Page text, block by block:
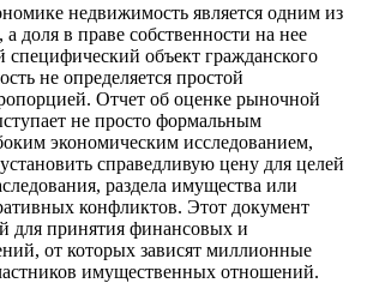
недвижимость является одним из
доля в праве собственности на нее
специфический объект гражданского
не определяется простой
Отчет об оценке рыночной
не просто формальным
экономическим исследованием,
справедливую цену для целей
раздела имущества или
конфликтов. Этот документ
для принятия финансовых и
от которых зависят миллионные
имущественных отношений.